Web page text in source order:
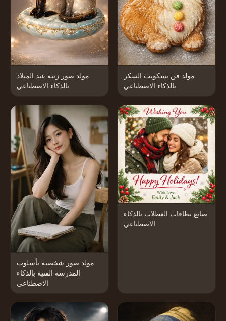
مولد صور زينة عيد الميلاد
بالذكاء الاصطناعي
مولد فن بسكويت السكر
بالذكاء الاصطناعي
مولد صور شخصية بأسلوب
المدرسة الفنية بالذكاء
الاصطناعي
صانع بطاقات العطلات بالذكاء
الاصطناعي